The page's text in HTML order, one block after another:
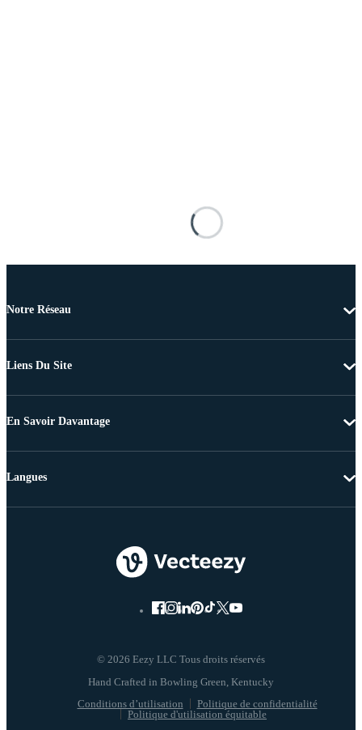
Notre Réseau
Liens Du Site
En Savoir Davantage
© 2026 Eezy LLC Tous droits réservés
Conditions d’utilisation
Politique de confidentialité
Politique d'utilisation équitable
Langues